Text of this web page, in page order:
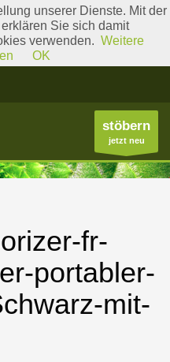
Literatur Gattungslisten
stöbern
jetzt neu
fr-
portabler-
mit-
unserer Dienste. Mit der
Sie sich damit
verwenden. Weitere
OK